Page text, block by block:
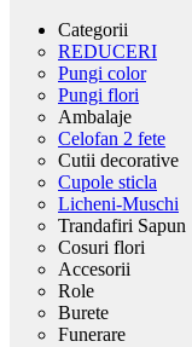
Categorii
REDUCERI
Pungi color
Pungi flori
Ambalaje
Celofan 2 fete
Cutii decorative
Cupole sticla
Licheni-Muschi
Trandafiri Sapun
Cosuri flori
Accesorii
Role
Burete
Funerare